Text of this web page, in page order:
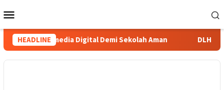
ke
Mobile
HEADLINE
Bijak Bermedia Digital Demi Sekolah Aman DLHP